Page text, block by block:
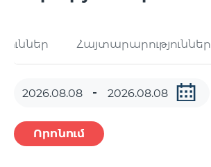
Հայտարարություններ
Որոնում